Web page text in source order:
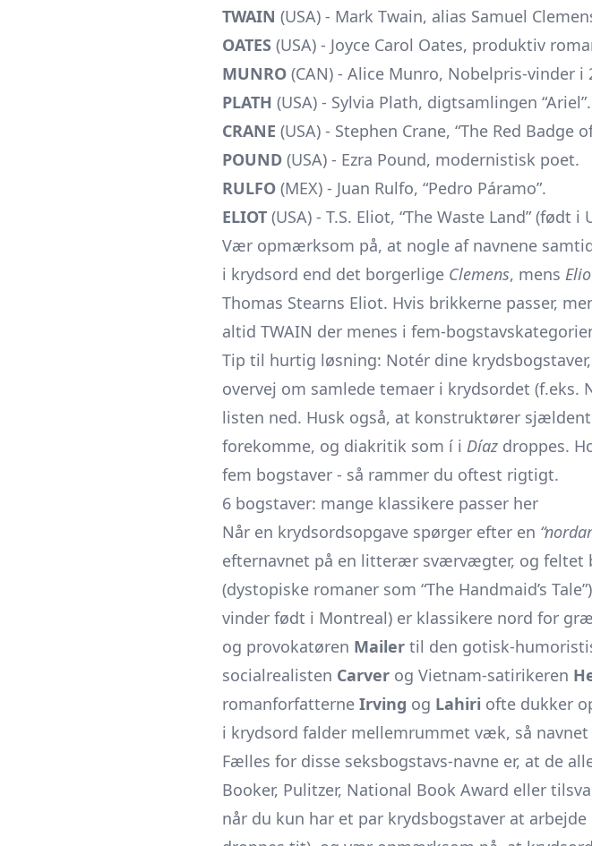
TWAIN (USA) - Mark Twain, alias Samuel
OATES (USA) - Joyce Carol Oates, produktiv
MUNRO (CAN) - Alice Munro, Nobelpris-vinder i
PLATH (USA) - Sylvia Plath, digtsamlingen “Ariel”.
CRANE (USA) - Stephen Crane, “The Red Badge
POUND (USA) - Ezra Pound, modernistisk poet.
RULFO (MEX) - Juan Rulfo, “Pedro Páramo”.
ELIOT (USA) - T.S. Eliot, “The Waste Land” (født
Vær opmærksom på, at nogle af navnene
i krydsord end det borgerlige Clemens, mens
Thomas Stearns Eliot. Hvis brikkerne passer,
altid TWAIN der menes i fem-
Tip til hurtig løsning: Notér dine
overvej om samlede temaer i krydsordet
listen ned. Husk også, at konstruktører
forekomme, og diakritik som í i Díaz droppes.
fem bogstaver - så rammer du oftest rigtigt.
6 bogstaver: mange klassikere passer her
Når en krydsordsopgave spørger efter en
efternavnet på en litterær sværvægter, og feltet
(dystopiske romaner som “The Handmaid’s
vinder født i Montreal) er klassikere nord for
og provokatøren Mailer til den gotisk-
socialrealisten Carver og Vietnam-satirikeren
romanforfatterne Irving og Lahiri ofte dukker
i krydsord falder mellemrummet væk, så
Fælles for disse seksbogstavs-navne er, at de
Booker, Pulitzer, National Book Award eller
når du kun har et par krydsbogstaver at